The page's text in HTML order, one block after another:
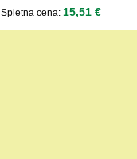
Spletna cena: 15,51 €